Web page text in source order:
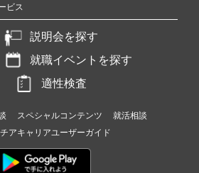
ビス
説明会を探す
就職イベントを探す
適性検査
スペシャルコンテンツ
就活相談
チアキャリアユーザーガイド